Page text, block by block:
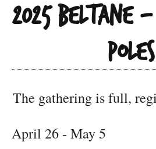
2025 Beltane
Poles
The gathering is full,
April 26 - May 5